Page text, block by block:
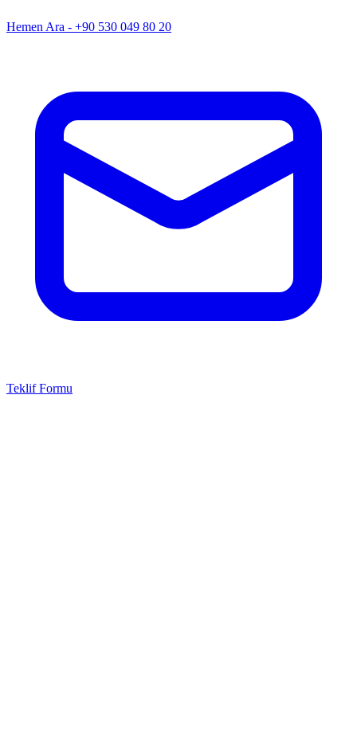
Hemen Ara - +90 530 049 80 20
Teklif Formu